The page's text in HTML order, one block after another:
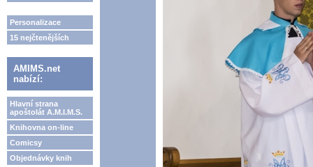
Personalizace
15 nejčtenějších
AMIMS.net
nabízí:
Hlavní strana
apoštolát A.M.I.M.S.
Knihovna on-line
Comicsy
Objednávky knih